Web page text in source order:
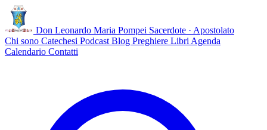
Don Leonardo Maria Pompei Sacerdote · Apostolato
Chi sono Catechesi Podcast Blog Preghiere Libri Agenda
Calendario Contatti